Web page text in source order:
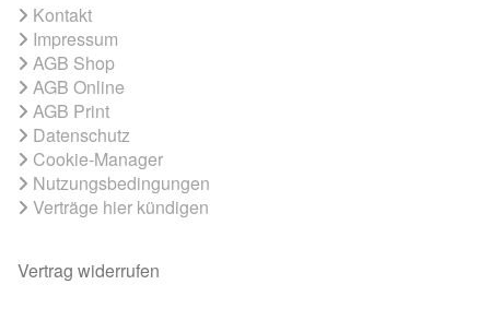
Kontakt
Impressum
AGB Shop
AGB Online
AGB Print
Datenschutz
Cookie-Manager
Nutzungsbedingungen
Verträge hier kündigen
Vertrag widerrufen